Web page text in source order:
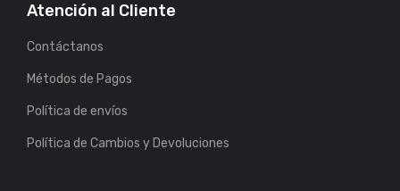
Atención al Cliente
Contáctanos
Métodos de Pagos
Política de envíos
Política de Cambios y Devoluciones